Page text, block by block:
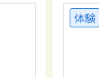
体験